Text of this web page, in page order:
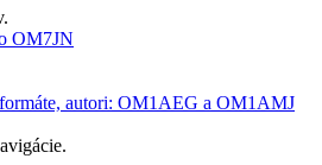
OM7JN
autori: OM1AEG a OM1AMJ